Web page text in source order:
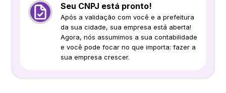
Seu CNPJ está pronto!
Após a validação com você e a prefeitura
da sua cidade, sua empresa está aberta!
Agora, nós assumimos a sua contabilidade
e você pode focar no que importa: fazer a
sua empresa crescer.